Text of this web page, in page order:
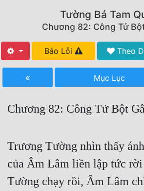
Tất Cả
Hoàn Thành
Truyện Convert
Truyện Dịch
Tường Bá Tam
Chương 82: Công Tử
Báo Lỗi Theo
Mục Lục
Chương 82: Công Tử Bột
Trương Tường nhìn thấy
của Âm Lâm liền lập tức
Tường chạy rồi, Âm Lâm